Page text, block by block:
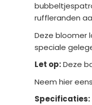
ruffleranden
Deze bloomer
speciale
Let op:Deze
Neem hier
Specificaties: